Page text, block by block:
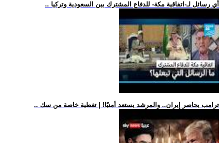
.. أي رسائل لـ-اتفاقية مكة- للدفاع المشترك بين السعودية وتركيا
.. ترامب يحاصر إيران.. والمرشد يستعد أمنيًا! | تغطية خاصة من سك